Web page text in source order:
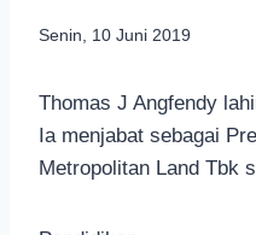
Senin, 10 Juni 2019
Thomas J Angfendy
Ia menjabat sebagai
Metropolitan Land Tbk